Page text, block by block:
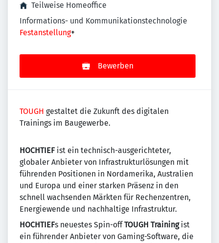
Teilweise Homeoffice
Informations- und Kommunikationstechnologie
Festanstellung+
Bewerben
TOUGH gestaltet die Zukunft des digitalen
Trainings im Baugewerbe.
HOCHTIEF ist ein technisch-ausgerichteter,
globaler Anbieter von Infrastrukturlösungen mit
führenden Positionen in Nordamerika, Australien
und Europa und einer starken Präsenz in den
schnell wachsenden Märkten für Rechenzentren,
Energiewende und nachhaltige Infrastruktur.
HOCHTIEFs neuestes Spin-offTOUGH Training ist
ein führender Anbieter von Gaming-Software, die